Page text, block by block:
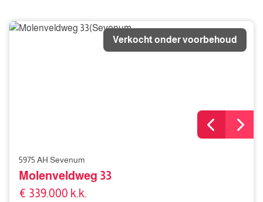
Verkocht onder voorbehoud
5975 AH Sevenum
Molenveldweg 33
€ 339.000 k.k.